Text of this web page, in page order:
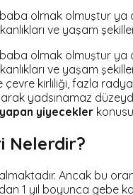
olmak olmuştur ya
ve yaşam
olmak olmuştur ya
ve yaşam
kirliliği, fazla
yadsınamaz
yapan yiyecekler
Nelerdir?
Ancak bu
1 yıl boyunca gebe